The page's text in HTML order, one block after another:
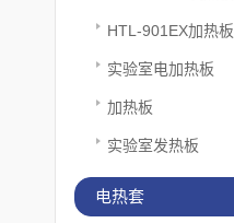
HTL-901EX加热板
实验室电加热板
加热板
实验室发热板
电热套